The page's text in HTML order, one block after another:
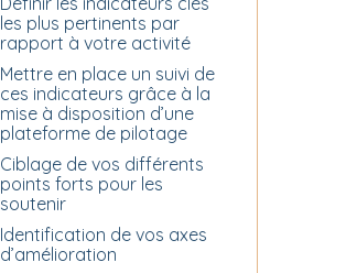
les plus pertinents par
rapport à votre activité
Mettre en place un suivi de
ces indicateurs grâce à la
mise à disposition d’une
plateforme de pilotage
Ciblage de vos différents
points forts pour les
soutenir
Identification de vos axes
d’amélioration